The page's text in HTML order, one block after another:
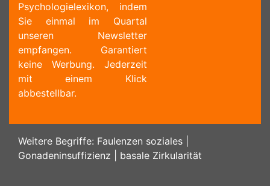
Psychologielexikon, indem
Sie einmal im Quartal
unseren Newsletter
empfangen. Garantiert
keine Werbung. Jederzeit
mit einem Klick
abbestellbar.
Weitere Begriffe: Faulenzen soziales
Gonadeninsuffizienz
basale Zirkularität